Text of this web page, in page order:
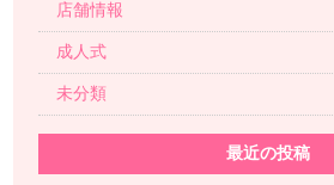
店舗情報
成人式
未分類
最近の投稿